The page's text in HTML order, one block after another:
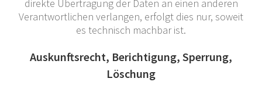
direkte Übertragung der Daten an einen anderen
Verantwortlichen verlangen, erfolgt dies nur, soweit
es technisch machbar ist.
Auskunftsrecht, Berichtigung, Sperrung,
Löschung